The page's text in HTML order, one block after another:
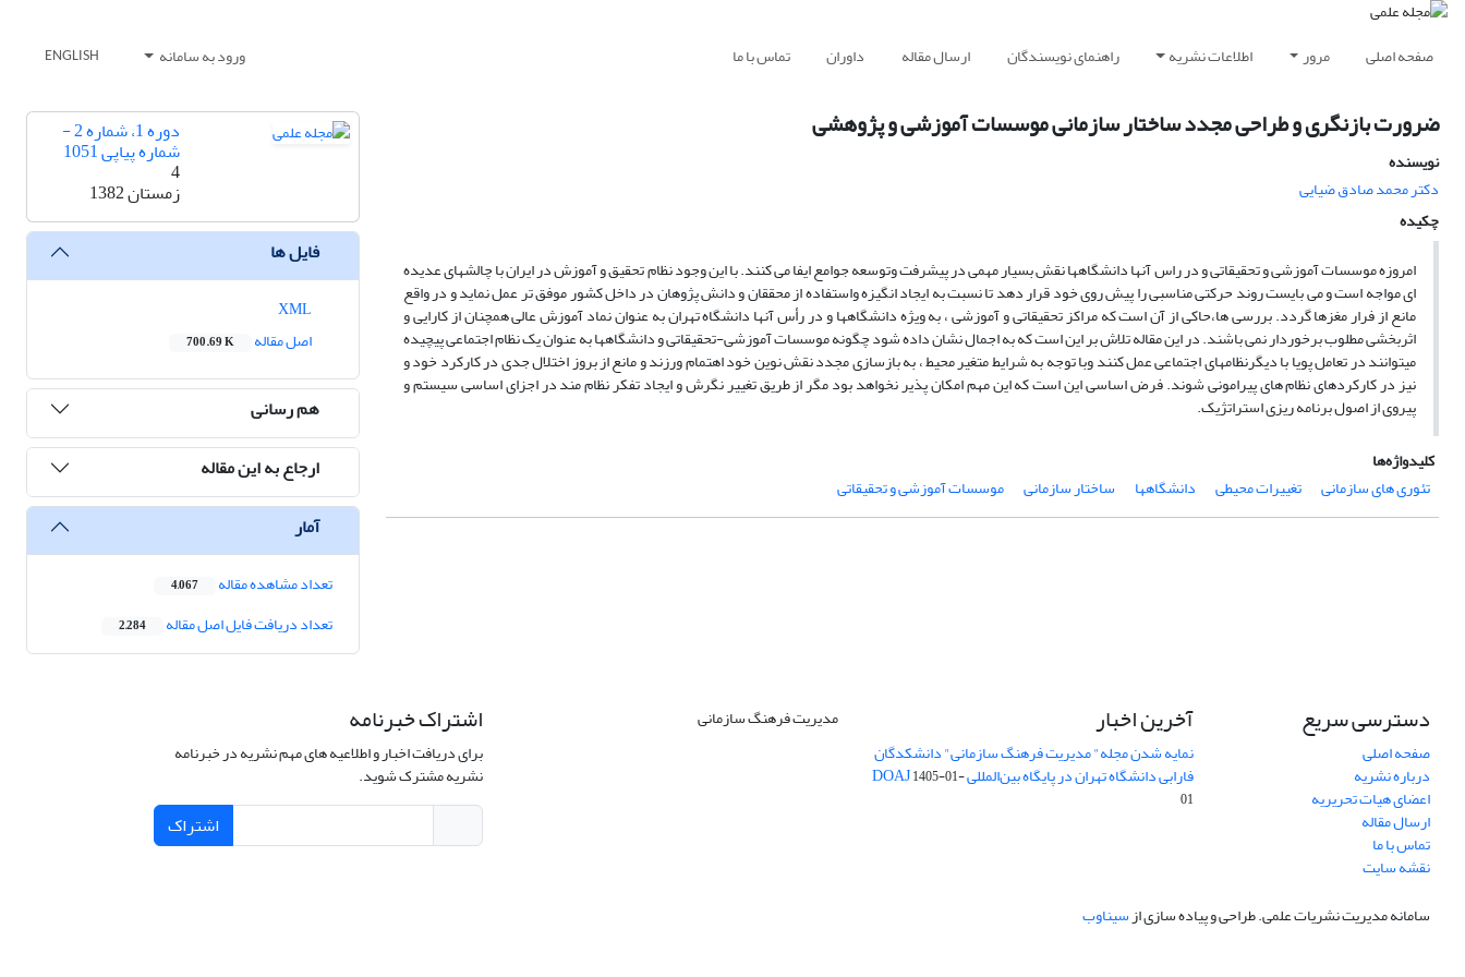
صفحه اصلی مرور اطلاعات نشریه راهنمای نویسندگان ارسال مقاله داوران تماس با ما ورود به سامانه ENGLISH
ضرورت بازنگری و طراحی مجدد ساختار سازمانی موسسات آموزشی و پژوهشی
نویسنده
دکتر محمد صادق ضیایی
چکیده
امروزه موسسات آموزشی و تحقیقاتی و در راس آنها دانشگاهها نقش بسیار مهمی در پیشرفت وتوسعه جوامع ایفا می کنند. با این وجود نظام تحقیق و آموزش در ایران با چالشهای عدیده
ای مواجه است و می بایست روند حرکتی مناسبی را پیش روی خود قرار دهد تا نسبت به ایجاد انگیزه واستفاده از محققان و دانش پژوهان در داخل کشور موفق تر عمل نماید و در واقع
مانع از فرار مغزها گردد. بررسی ها،حاکی از آن است که مراکز تحقیقاتی و آموزشی ، به ویژه دانشگاهها و در رأس آنها دانشگاه تهران به عنوان نماد آموزش عالی همچنان از کارایی و
اثربخشی مطلوب برخوردار نمی باشند. در این مقاله تلاش بر این است که به اجمال نشان داده شود چگونه موسسات آموزشی-تحقیقاتی و دانشگاهها به عنوان یک نظام اجتماعی پیچیده
میتوانند در تعامل پویا با دیگرنظامهای اجتماعی عمل کنند وبا توجه به شرایط متغیر محیط ، به بازسازی مجدد نقش نوین خود اهتمام ورزند و مانع از بروز اختلال جدی در کارکرد خود و
نیز در کارکردهای نظام های پیرامونی شوند. فرض اساسی این است که این مهم امکان پذیر نخواهد بود مگر از طریق تغییر نگرش و ایجاد تفکر نظام مند در اجزای اساسی سیستم و
پیروی از اصول برنامه ریزی استراتژیک.
کلیدواژه‌ها
تئوری های سازمانی
تغییرات محیطی دانشگاهها ساختار سازمانی موسسات آموزشی و تحقیقاتی
دوره 1، شماره 2 -
شماره پیاپی 1051
4
زمستان 1382
فایل ها
اصل مقاله
700.69 K
هم رسانی
ارجاع به این مقاله
آمار
تعداد مشاهده مقاله 4,067
تعداد دریافت فایل اصل مقاله 2,284
دسترسی سریع
صفحه اصلی
درباره نشریه
اعضای هیات تحریریه
ارسال مقاله
تماس با ما
نقشه سایت
آخرین اخبار
نمایه شدن مجله" مدیریت فرهنگ سازمانی" دانشکدگان
فارابی دانشگاه تهران در پایگاه بین‌المللی DOAJ1405-01-
01
مدیریت فرهنگ سازمانی اشتراک خبرنامه
برای دریافت اخبار و اطلاعیه های مهم نشریه در خبرنامه
نشریه مشترک شوید.
اشتراک
سامانه مدیریت نشریات علمی.طراحی و پیاده سازی ازسیناوب